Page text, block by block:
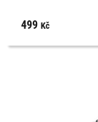
499Kč